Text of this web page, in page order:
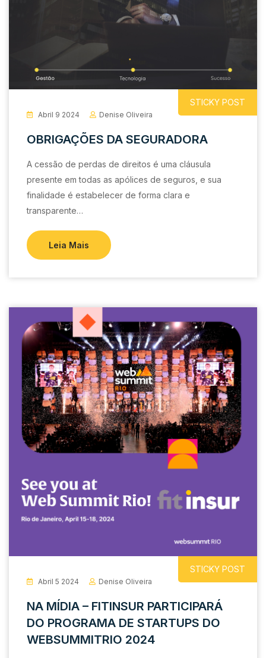
STICKY POST
Abril 9 2024 Denise Oliveira
OBRIGAÇÕES DA SEGURADORA
A cessão de perdas de direitos é uma cláusula
presente em todas as apólices de seguros, e sua
finalidade é estabelecer de forma clara e
transparente…
Leia Mais
STICKY POST
Abril 5 2024 Denise Oliveira
NA MÍDIA – FITINSUR PARTICIPARÁ
DO PROGRAMA DE STARTUPS DO
WEBSUMMITRIO 2024